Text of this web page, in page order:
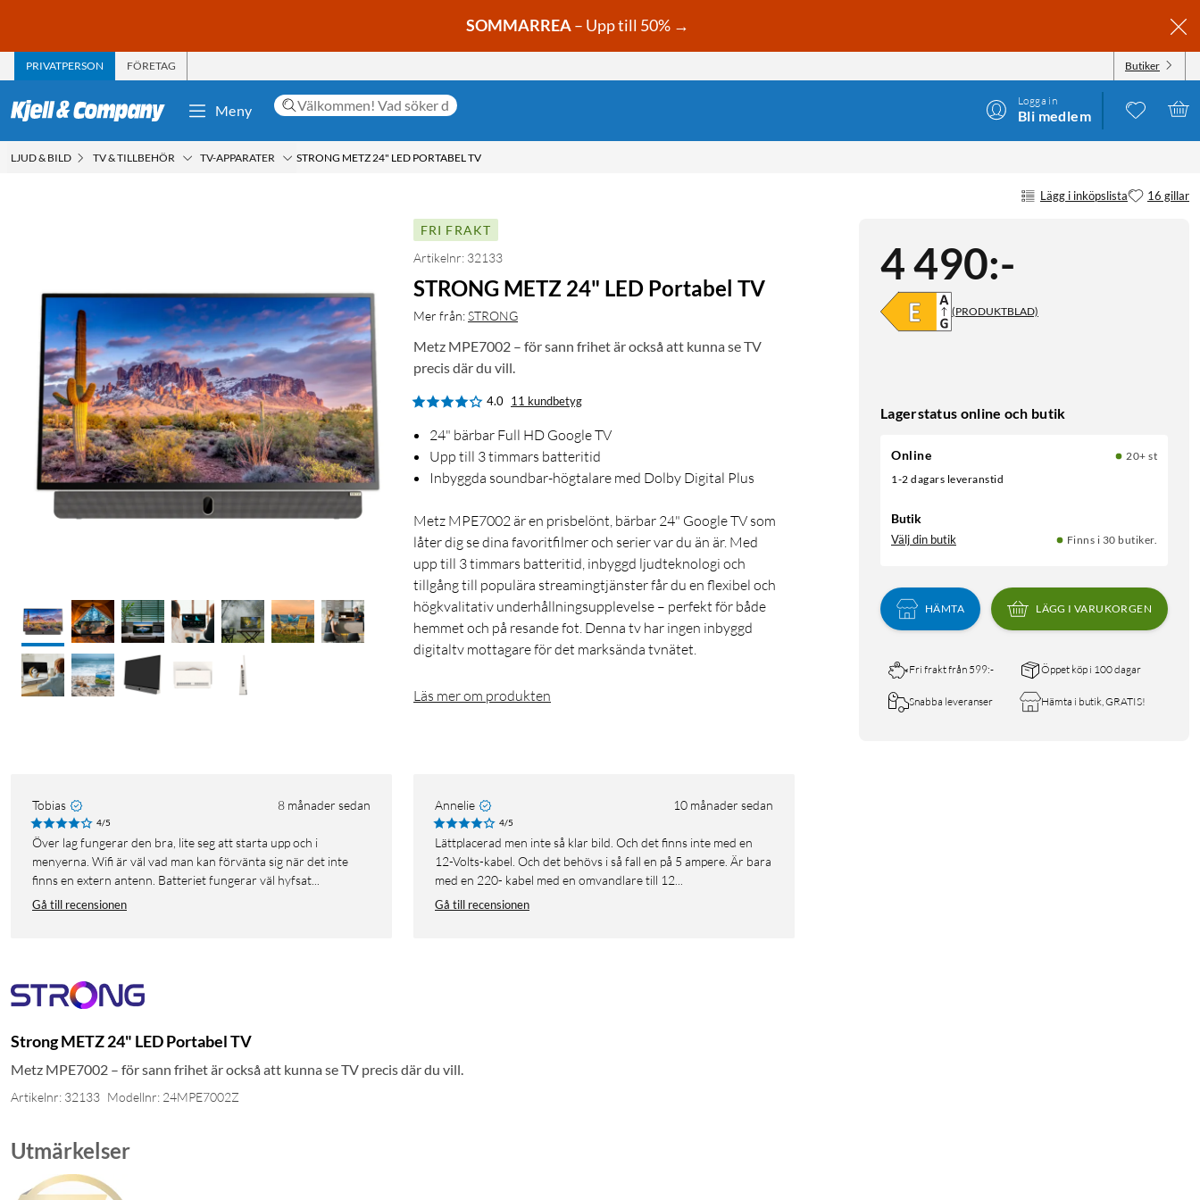
SOMMARREA– Upp till 50% →
PRIVATPERSON FÖRETAG Butiker
Meny
Logga in
Bli medlem
LJUD & BILD TV & TILLBEHÖR TV-APPARATER STRONG METZ 24" LED PORTABEL TV
Lägg i inköpslista 16 gillar
4 490:-
(PRODUKTBLAD)
Lagerstatus online och butik
Online
20+ st
1-2 dagars leveranstid
Butik
Välj din butik Finns i 30 butiker.
HÄMTA LÄGG I VARUKORGEN
Fri frakt från 599:- Öppet köp i 100 dagar
Snabba leveranser Hämta i butik, GRATIS!
FRI FRAKT
Artikelnr: 32133
STRONG METZ 24" LED Portabel TV
Mer från:STRONG
Metz MPE7002 – för sann frihet är också att kunna se TV
precis där du vill.
4.0 11 kundbetyg
24" bärbar Full HD Google TV
Upp till 3 timmars batteritid
Inbyggda soundbar-högtalare med Dolby Digital Plus
Metz MPE7002 är en prisbelönt, bärbar 24" Google TV som
låter dig se dina favoritfilmer och serier var du än är. Med
upp till 3 timmars batteritid, inbyggd ljudteknologi och
tillgång till populära streamingtjänster får du en flexibel och
högkvalitativ underhållningsupplevelse – perfekt för både
hemmet och på resande fot. Denna tv har ingen inbyggd
digitaltv mottagare för det marksända tvnätet.
Läs mer om produkten
Tobias 8 månader sedan
4/5
Över lag fungerar den bra, lite seg att starta upp och i
menyerna. Wifi är väl vad man kan förvänta sig när det inte
finns en extern antenn. Batteriet fungerar väl hyfsat...
Gå till recensionen
Annelie 10 månader sedan
4/5
Lättplacerad men inte så klar bild. Och det finns inte med en
12-Volts-kabel. Och det behövs i så fall en på 5 ampere. Är bara
med en 220- kabel med en omvandlare till 12...
Gå till recensionen
Strong METZ 24" LED Portabel TV
Metz MPE7002 – för sann frihet är också att kunna se TV precis där du vill.
Artikelnr: 32133 Modellnr: 24MPE7002Z
Utmärkelser